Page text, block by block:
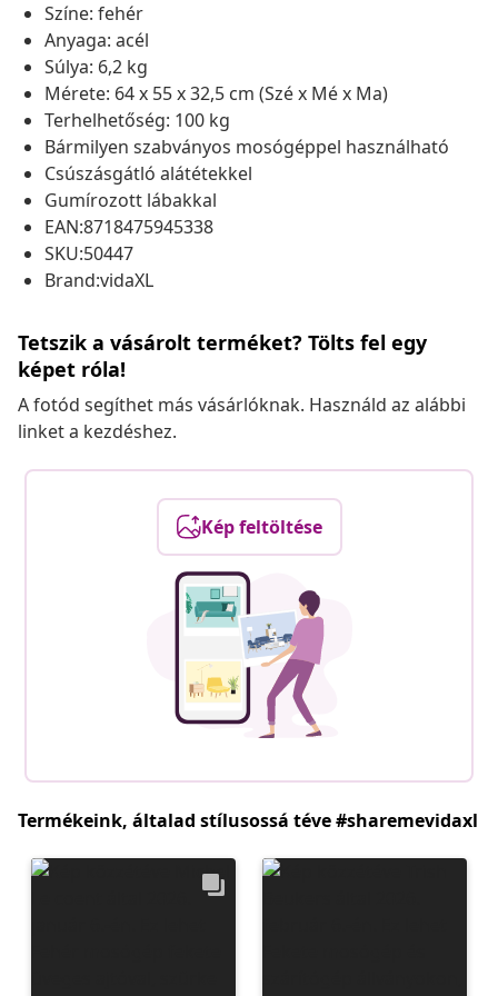
Színe: fehér
Anyaga: acél
Súlya: 6,2 kg
Mérete: 64 x 55 x 32,5 cm (Szé x Mé x Ma)
Terhelhetőség: 100 kg
Bármilyen szabványos mosógéppel használható
Csúszásgátló alátétekkel
Gumírozott lábakkal
EAN:8718475945338
SKU:50447
Brand:vidaXL
Tetszik a vásárolt terméket? Tölts fel egy
képet róla!
A fotód segíthet más vásárlóknak. Használd az alábbi
linket a kezdéshez.
Kép feltöltése
Termékeink, általad stílusossá téve #sharemevidaxl